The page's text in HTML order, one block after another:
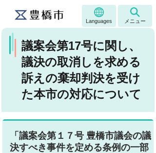
Languages メニュー
議案会第17号に関し、
議決の取消しを求める
訴えの棄却判決を受け
た本市の対応について
「議案会第１７号 豊橋市議会の議
決すべき事件を定める条例の一部